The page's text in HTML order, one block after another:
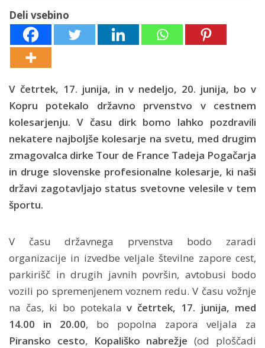
Deli vsebino
V četrtek, 17. junija, in v nedeljo, 20. junija, bo v
Kopru potekalo državno prvenstvo v cestnem
kolesarjenju. V času dirk bomo lahko pozdravili
nekatere najboljše kolesarje na svetu, med drugim
zmagovalca dirke Tour de France Tadeja Pogačarja
in druge slovenske profesionalne kolesarje, ki naši
državi zagotavljajo status svetovne velesile v tem
športu.
V času državnega prvenstva bodo zaradi
organizacije in izvedbe veljale številne zapore cest,
parkirišč in drugih javnih površin, avtobusi bodo
vozili po spremenjenem voznem redu. V času vožnje
na čas, ki bo potekalav četrtek, 17. junija, med
14.00 in 20.00, bo popolna zapora veljala za
Piransko cesto, Kopališko nabrežje(od ploščadi